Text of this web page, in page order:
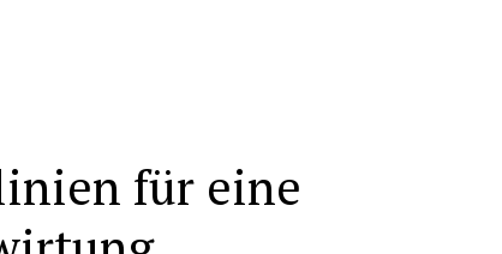
für eine